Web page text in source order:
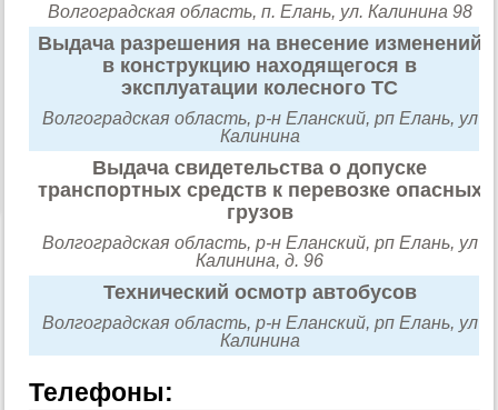
Волгоградская область, п. Елань, ул. Калинина 98
Выдача разрешения на внесение изменений
в конструкцию находящегося в
эксплуатации колесного ТС
Волгоградская область, р-н Еланский, рп Елань, ул
Калинина
Выдача свидетельства о допуске
транспортных средств к перевозке опасных
грузов
Волгоградская область, р-н Еланский, рп Елань, ул
Калинина, д. 96
Технический осмотр автобусов
Волгоградская область, р-н Еланский, рп Елань, ул
Калинина
Телефоны: